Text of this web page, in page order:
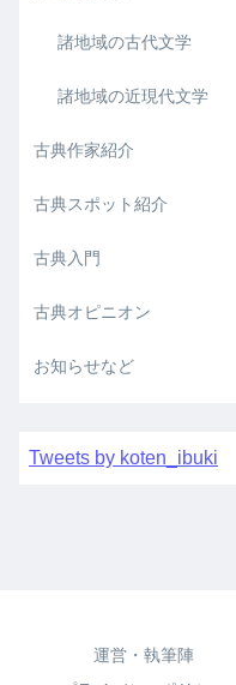
諸地域の古代文学
諸地域の近現代文学
古典作家紹介
古典スポット紹介
古典入門
古典オピニオン
お知らせなど
Tweets by koten_ibuki
運営・執筆陣